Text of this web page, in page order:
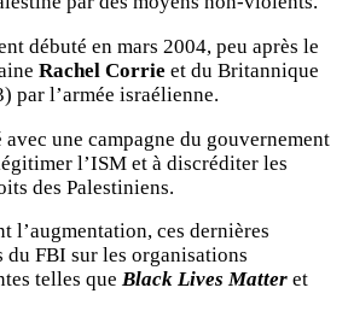
débuté en mars 2004, peu après le
Rachel Corrie et du Britannique
par l’armée israélienne.
avec une campagne du gouvernement
l’ISM et à discréditer les
des Palestiniens.
l’augmentation, ces dernières
du FBI sur les organisations
telles que Black Lives Matter et